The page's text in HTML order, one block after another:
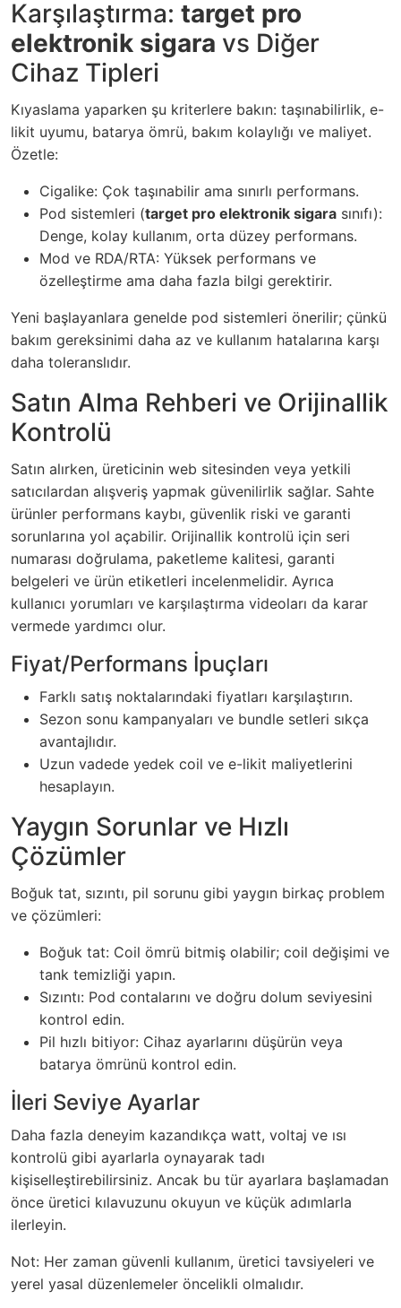
Karşılaştırma: target pro
elektronik sigara vs Diğer
Cihaz Tipleri
Kıyaslama yaparken şu kriterlere bakın: taşınabilirlik, e-
likit uyumu, batarya ömrü, bakım kolaylığı ve maliyet.
Özetle:
Cigalike: Çok taşınabilir ama sınırlı performans.
Pod sistemleri (target pro elektronik sigara sınıfı):
Denge, kolay kullanım, orta düzey performans.
Mod ve RDA/RTA: Yüksek performans ve
özelleştirme ama daha fazla bilgi gerektirir.
Yeni başlayanlara genelde pod sistemleri önerilir; çünkü
bakım gereksinimi daha az ve kullanım hatalarına karşı
daha toleranslıdır.
Satın Alma Rehberi ve Orijinallik
Kontrolü
Satın alırken, üreticinin web sitesinden veya yetkili
satıcılardan alışveriş yapmak güvenilirlik sağlar. Sahte
ürünler performans kaybı, güvenlik riski ve garanti
sorunlarına yol açabilir. Orijinallik kontrolü için seri
numarası doğrulama, paketleme kalitesi, garanti
belgeleri ve ürün etiketleri incelenmelidir. Ayrıca
kullanıcı yorumları ve karşılaştırma videoları da karar
vermede yardımcı olur.
Fiyat/Performans İpuçları
Farklı satış noktalarındaki fiyatları karşılaştırın.
Sezon sonu kampanyaları ve bundle setleri sıkça
avantajlıdır.
Uzun vadede yedek coil ve e-likit maliyetlerini
hesaplayın.
Yaygın Sorunlar ve Hızlı
Çözümler
Boğuk tat, sızıntı, pil sorunu gibi yaygın birkaç problem
ve çözümleri:
Boğuk tat: Coil ömrü bitmiş olabilir; coil değişimi ve
tank temizliği yapın.
Sızıntı: Pod contalarını ve doğru dolum seviyesini
kontrol edin.
Pil hızlı bitiyor: Cihaz ayarlarını düşürün veya
batarya ömrünü kontrol edin.
İleri Seviye Ayarlar
Daha fazla deneyim kazandıkça watt, voltaj ve ısı
kontrolü gibi ayarlarla oynayarak tadı
kişiselleştirebilirsiniz. Ancak bu tür ayarlara başlamadan
önce üretici kılavuzunu okuyun ve küçük adımlarla
ilerleyin.
Not: Her zaman güvenli kullanım, üretici tavsiyeleri ve
yerel yasal düzenlemeler öncelikli olmalıdır.